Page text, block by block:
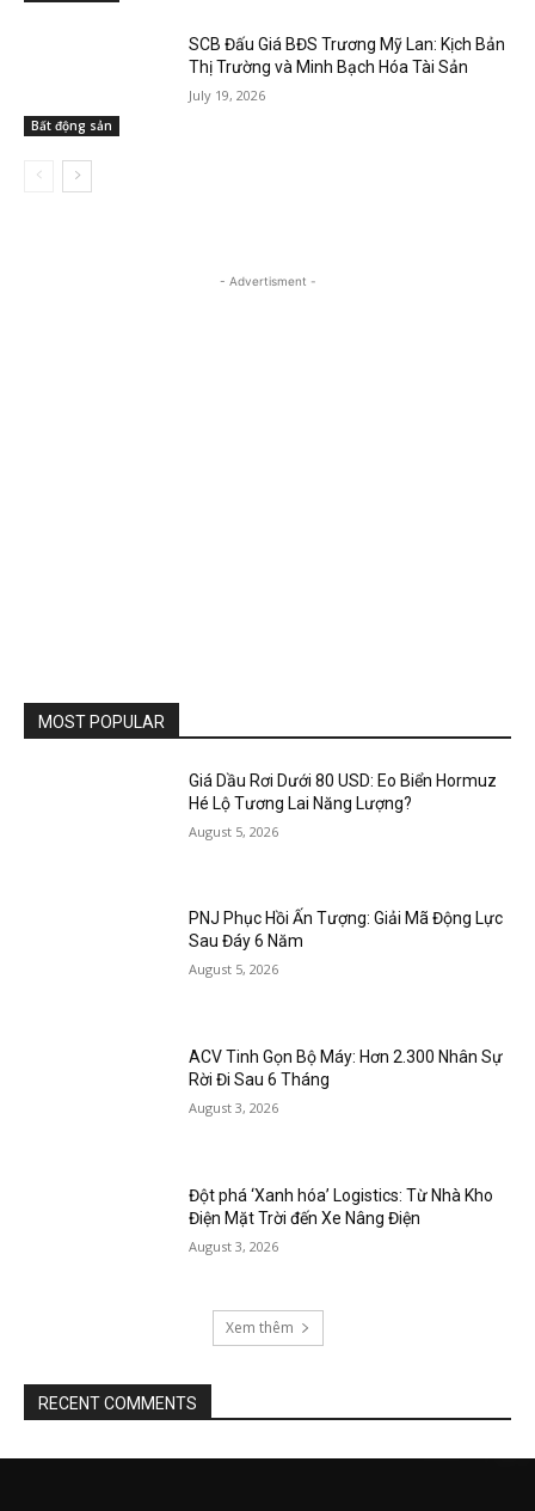
Bất động sản
SCB Đấu Giá BĐS Trương Mỹ Lan: Kịch Bản
Thị Trường và Minh Bạch Hóa Tài Sản
July 19, 2026
- Advertisment -
MOST POPULAR
Giá Dầu Rơi Dưới 80 USD: Eo Biển Hormuz
Hé Lộ Tương Lai Năng Lượng?
August 5, 2026
PNJ Phục Hồi Ấn Tượng: Giải Mã Động Lực
Sau Đáy 6 Năm
August 5, 2026
ACV Tinh Gọn Bộ Máy: Hơn 2.300 Nhân Sự
Rời Đi Sau 6 Tháng
August 3, 2026
Đột phá ‘Xanh hóa’ Logistics: Từ Nhà Kho
Điện Mặt Trời đến Xe Nâng Điện
August 3, 2026
Xem thêm
RECENT COMMENTS